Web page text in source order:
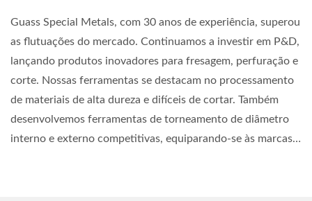
Guass Special Metals, com 30 anos de experiência, superou
as flutuações do mercado. Continuamos a investir em P&D,
lançando produtos inovadores para fresagem, perfuração e
corte. Nossas ferramentas se destacam no processamento
de materiais de alta dureza e difíceis de cortar. Também
desenvolvemos ferramentas de torneamento de diâmetro
interno e externo competitivas, equiparando-se às marcas